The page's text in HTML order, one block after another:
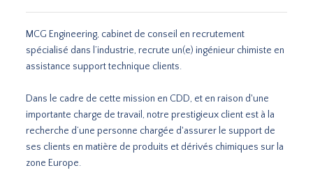
MCG Engineering, cabinet de conseil en recrutement
spécialisé dans l’industrie, recrute un(e) ingénieur chimiste en
assistance support technique clients.
Dans le cadre de cette mission en CDD, et en raison d'une
importante charge de travail, notre prestigieux client est à la
recherche d’une personne chargée d'assurer le support de
ses clients en matière de produits et dérivés chimiques sur la
zone Europe.